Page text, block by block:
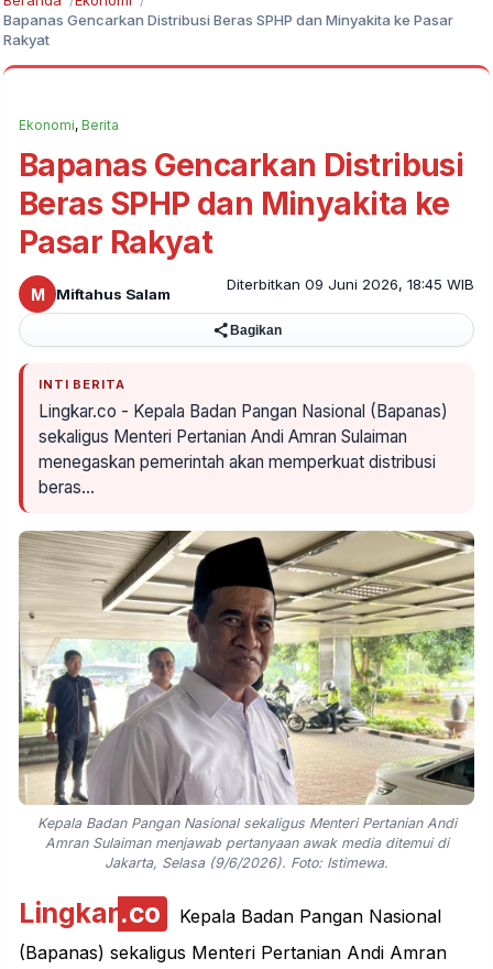
Bapanas Gencarkan Distribusi Beras SPHP dan Minyakita ke Pasar
Rakyat
Ekonomi, Berita
Bapanas Gencarkan Distribusi
Beras SPHP dan Minyakita ke
Pasar Rakyat
M Miftahus Salam
Diterbitkan 09 Juni 2026, 18:45 WIB
Bagikan
INTI BERITA
Lingkar.co - Kepala Badan Pangan Nasional (Bapanas)
sekaligus Menteri Pertanian Andi Amran Sulaiman
menegaskan pemerintah akan memperkuat distribusi
beras…
Kepala Badan Pangan Nasional sekaligus Menteri Pertanian Andi
Amran Sulaiman menjawab pertanyaan awak media ditemui di
Jakarta, Selasa (9/6/2026). Foto: Istimewa.
Lingkar.co
Kepala Badan Pangan Nasional
(Bapanas) sekaligus Menteri Pertanian Andi Amran